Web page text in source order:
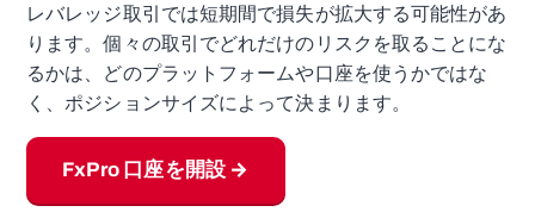
レバレッジ取引では短期間で損失が拡大する可能性があ
ります。個々の取引でどれだけのリスクを取ることにな
るかは、どのプラットフォームや口座を使うかではな
く、ポジションサイズによって決まります。
FxPro 口座を開設 →